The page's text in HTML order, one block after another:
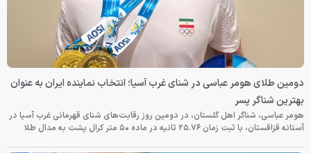
دومین طلای هومر عباسی در شنای غرب آسیا؛ انتخاب نماینده ایران به عنوان
بهترین شناگر پسر
هومر عباسی، شناگر اهل گلستان، در دومین روز رقابت‌های شنای قهرمانی غرب آسیا در
آستانه قزاقستان، با ثبت زمان ۲۵.۷۶ ثانیه در ماده ۵۰ متر کرال پشت به مدال طلا